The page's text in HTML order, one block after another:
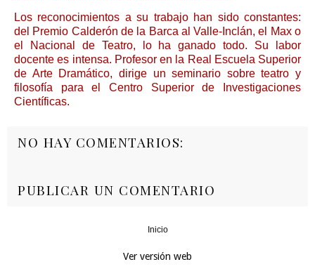
Los reconocimientos a su trabajo han sido constantes:
del Premio Calderón de la Barca al Valle-Inclán, el Max o
el Nacional de Teatro, lo ha ganado todo. Su labor
docente es intensa. Profesor en la Real Escuela Superior
de Arte Dramático, dirige un seminario sobre teatro y
filosofía para el Centro Superior de Investigaciones
Científicas.
NO HAY COMENTARIOS:
PUBLICAR UN COMENTARIO
Inicio
Ver versión web